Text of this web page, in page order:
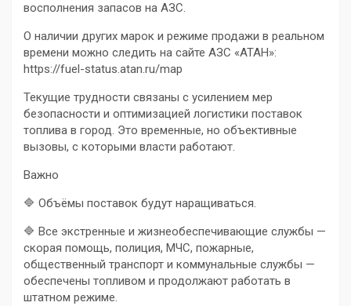
восполнения запасов на АЗС.
О наличии других марок и режиме продажи в реальном
времени можно следить на сайте АЗС «АТАН»:
https://fuel-status.atan.ru/map
Текущие трудности связаны с усилением мер
безопасности и оптимизацией логистики поставок
топлива в город. Это временные, но объективные
вызовы, с которыми власти работают.
Важно
🔷 Объёмы поставок будут наращиваться.
🔷 Все экстренные и жизнеобеспечивающие службы —
скорая помощь, полиция, МЧС, пожарные,
общественный транспорт и коммунальные службы —
обеспечены топливом и продолжают работать в
штатном режиме.